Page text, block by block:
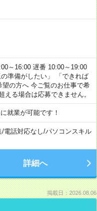
～16:00 遅番 10:00～19:00
準備がしたい」 「できれば
の方へ 今ご覧のお仕事で希
る場合は応募できません。
就業が可能です！
/電話対応なし/パソコンスキル
詳細へ
掲載日：2026.08.06